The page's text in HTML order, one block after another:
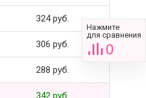
324 руб.
306 руб.
288 руб.
342 руб.
Нажмите
для сравнения
0